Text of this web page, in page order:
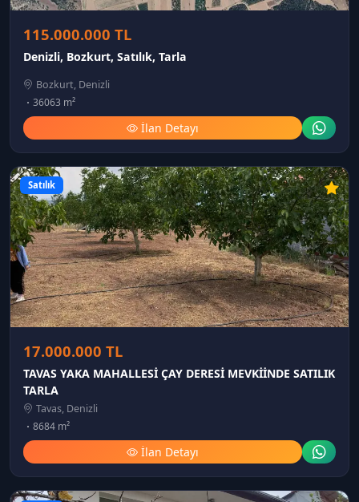
115.000.000 TL
Denizli, Bozkurt, Satılık, Tarla
Bozkurt, Denizli
36063 m²
İlan Detayı
Satılık
17.000.000 TL
TAVAS YAKA MAHALLESİ ÇAY DERESİ MEVKİİNDE SATILIK
TARLA
Tavas, Denizli
8684 m²
İlan Detayı